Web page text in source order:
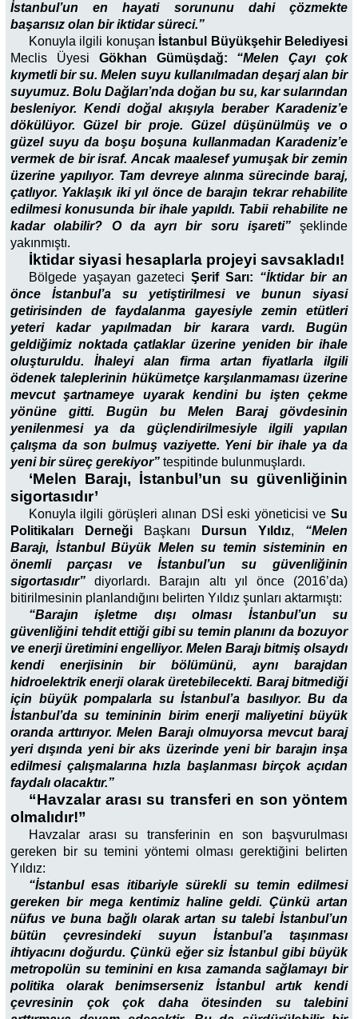
İstanbul’un en hayati sorununu dahi çözmekte
başarısız olan bir iktidar süreci.”
Konuyla ilgili konuşan İstanbul Büyükşehir Belediyesi
Meclis Üyesi Gökhan Gümüşdağ:
“Melen Çayı çok
kıymetli bir su. Melen suyu kullanılmadan deşarj alan bir
suyumuz. Bolu Dağları’nda doğan bu su, kar sularından
besleniyor. Kendi doğal akışıyla beraber Karadeniz’e
dökülüyor. Güzel bir proje. Güzel düşünülmüş ve o
güzel suyu da boşu boşuna kullanmadan Karadeniz’e
vermek de bir israf. Ancak maalesef yumuşak bir zemin
üzerine yapılıyor. Tam devreye alınma sürecinde baraj,
çatlıyor. Yaklaşık iki yıl önce de barajın tekrar rehabilite
edilmesi konusunda bir ihale yapıldı. Tabii rehabilite ne
kadar olabilir? O da ayrı bir soru işareti”şeklinde
yakınmıştı.
İktidar siyasi hesaplarla projeyi savsakladı!
Bölgede yaşayan gazeteciŞerif Sarı: “İktidar bir an
önce İstanbul’a su yetiştirilmesi ve bunun siyasi
getirisinden de faydalanma gayesiyle zemin etütleri
yeteri kadar yapılmadan bir karara vardı. Bugün
geldiğimiz noktada çatlaklar üzerine yeniden bir ihale
oluşturuldu. İhaleyi alan firma artan fiyatlarla ilgili
ödenek taleplerinin hükümetçe karşılanmaması üzerine
mevcut şartnameye uyarak kendini bu işten çekme
yönüne gitti. Bugün bu Melen Baraj gövdesinin
yenilenmesi ya da güçlendirilmesiyle ilgili yapılan
çalışma da son bulmuş vaziyette. Yeni bir ihale ya da
yeni bir süreç gerekiyor” tespitinde bulunmuşlardı.
‘Melen Barajı, İstanbul’un su güvenliğinin
sigortasıdır’
Konuyla ilgili görüşleri alınan DSİ eski yöneticisi ve Su
Politikaları Derneği Başkanı Dursun Yıldız, “Melen
Barajı, İstanbul Büyük Melen su temin sisteminin en
önemli parçası ve İstanbul’un su güvenliğinin
sigortasıdır” diyorlardı. Barajın altı yıl önce (2016’da)
bitirilmesinin planlandığını belirten Yıldız şunları aktarmıştı:
“Barajın işletme dışı olması İstanbul’un su
güvenliğini tehdit ettiği gibi su temin planını da bozuyor
ve enerji üretimini engelliyor. Melen Barajı bitmiş olsaydı
kendi enerjisinin bir bölümünü, aynı barajdan
hidroelektrik enerji olarak üretebilecekti. Baraj bitmediği
için büyük pompalarla su İstanbul’a basılıyor. Bu da
İstanbul’da su temininin birim enerji maliyetini büyük
oranda arttırıyor. Melen Barajı olmuyorsa mevcut baraj
yeri dışında yeni bir aks üzerinde yeni bir barajın inşa
edilmesi çalışmalarına hızla başlanması birçok açıdan
faydalı olacaktır.”
“Havzalar arası su transferi en son yöntem
olmalıdır!”
Havzalar arası su transferinin en son başvurulması
gereken bir su temini yöntemi olması gerektiğini belirten
Yıldız:
“İstanbul esas itibariyle sürekli su temin edilmesi
gereken bir mega kentimiz haline geldi. Çünkü artan
nüfus ve buna bağlı olarak artan su talebi İstanbul’un
bütün çevresindeki suyun İstanbul’a taşınması
ihtiyacını doğurdu. Çünkü eğer siz İstanbul gibi büyük
metropolün su teminini en kısa zamanda sağlamayı bir
politika olarak benimserseniz İstanbul artık kendi
çevresinin çok çok daha ötesinden su talebini